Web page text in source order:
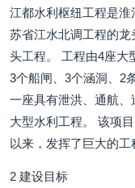
江都水利枢纽工程是
苏省江水北调工程的
头工程。 工程由4座大
3个船闸、3个涵洞、2
一座具有泄洪、通航
大型水利工程。 该项
以来，发挥了巨大的工
2 建设目标